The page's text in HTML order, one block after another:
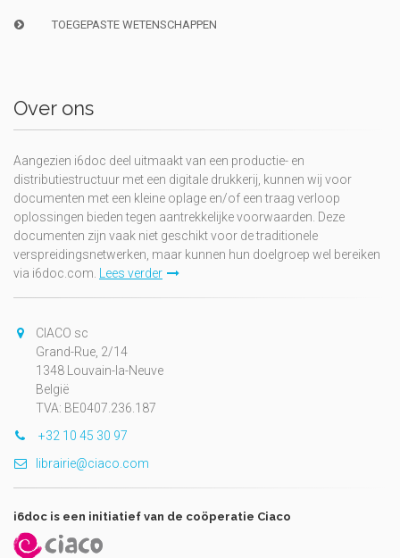
TOEGEPASTE WETENSCHAPPEN
Over ons
Aangezien i6doc deel uitmaakt van een productie- en
distributiestructuur met een digitale drukkerij, kunnen wij voor
documenten met een kleine oplage en/of een traag verloop
oplossingen bieden tegen aantrekkelijke voorwaarden. Deze
documenten zijn vaak niet geschikt voor de traditionele
verspreidingsnetwerken, maar kunnen hun doelgroep wel bereiken
via i6doc.com. Lees verder
CIACO sc
Grand-Rue, 2/14
1348 Louvain-la-Neuve
België
TVA: BE0407.236.187
+32 10 45 30 97
librairie@ciaco.com
i6doc is een initiatief van de coöperatie Ciaco